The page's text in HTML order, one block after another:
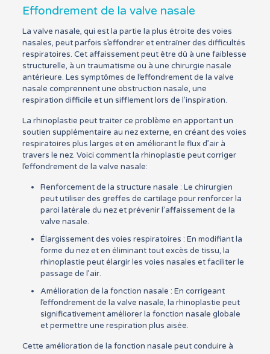
Effondrement de la valve nasale
La valve nasale, qui est la partie la plus étroite des voies
nasales, peut parfois s’effondrer et entraîner des difficultés
respiratoires. Cet affaissement peut être dû à une faiblesse
structurelle, à un traumatisme ou à une chirurgie nasale
antérieure. Les symptômes de l’effondrement de la valve
nasale comprennent une obstruction nasale, une
respiration difficile et un sifflement lors de l’inspiration.
La rhinoplastie peut traiter ce problème en apportant un
soutien supplémentaire au nez externe, en créant des voies
respiratoires plus larges et en améliorant le flux d’air à
travers le nez. Voici comment la rhinoplastie peut corriger
l’effondrement de la valve nasale:
Renforcement de la structure nasale : Le chirurgien
peut utiliser des greffes de cartilage pour renforcer la
paroi latérale du nez et prévenir l’affaissement de la
valve nasale.
Élargissement des voies respiratoires : En modifiant la
forme du nez et en éliminant tout excès de tissu, la
rhinoplastie peut élargir les voies nasales et faciliter le
passage de l’air.
Amélioration de la fonction nasale : En corrigeant
l’effondrement de la valve nasale, la rhinoplastie peut
significativement améliorer la fonction nasale globale
et permettre une respiration plus aisée.
Cette amélioration de la fonction nasale peut conduire à